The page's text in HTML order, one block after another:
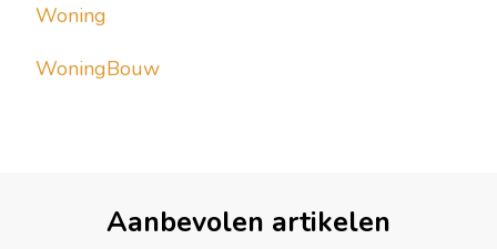
Woning
WoningBouw
Aanbevolen artikelen